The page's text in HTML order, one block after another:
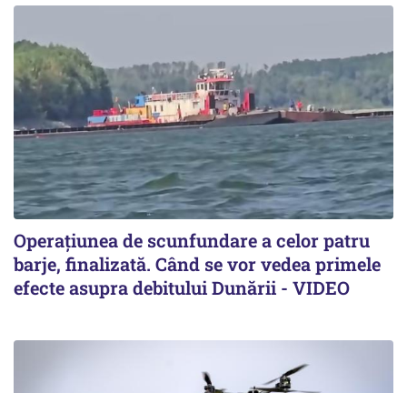
Operațiunea de scunfundare a celor patru
barje, finalizată. Când se vor vedea primele
efecte asupra debitului Dunării - VIDEO